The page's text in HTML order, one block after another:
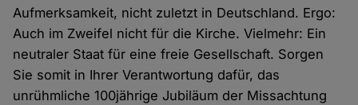
Aufmerksamkeit, nicht zuletzt in Deutschland. Ergo:
Auch im Zweifel nicht für die Kirche. Vielmehr: Ein
neutraler Staat für eine freie Gesellschaft. Sorgen
Sie somit in Ihrer Verantwortung dafür, das
unrühmliche 100jährige Jubiläum der Missachtung